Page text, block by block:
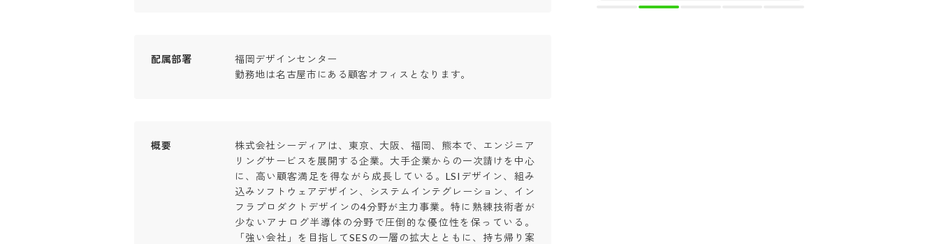
配属部署
福岡デザインセンター
勤務地は名古屋市にある顧客オフィスとなります。
概要
株式会社シーディアは、東京、大阪、福岡、熊本で、エンジニア
リングサービスを展開する企業。大手企業からの一次請けを中心
に、高い顧客満足を得ながら成長している。LSIデザイン、組み
込みソフトウェアデザイン、システムインテグレーション、イン
フラプロダクトデザインの4分野が主力事業。特に熟練技術者が
少ないアナログ半導体の分野で圧倒的な優位性を保っている。
「強い会社」を目指してSESの一層の拡大とともに、持ち帰り案